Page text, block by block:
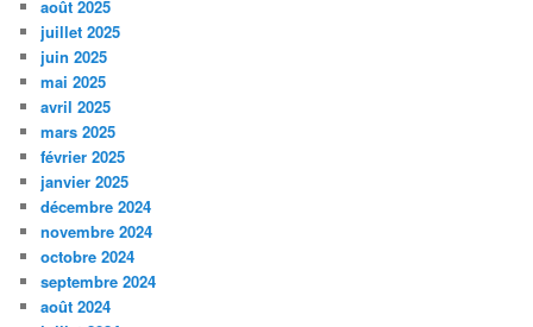
août 2025
juillet 2025
juin 2025
mai 2025
avril 2025
mars 2025
février 2025
janvier 2025
décembre 2024
novembre 2024
octobre 2024
septembre 2024
août 2024